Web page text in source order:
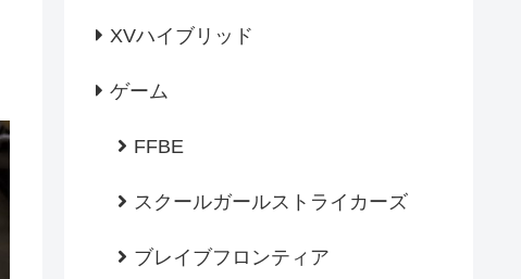
XVハイブリッド
ゲーム
FFBE
スクールガールストライカーズ
ブレイブフロンティア